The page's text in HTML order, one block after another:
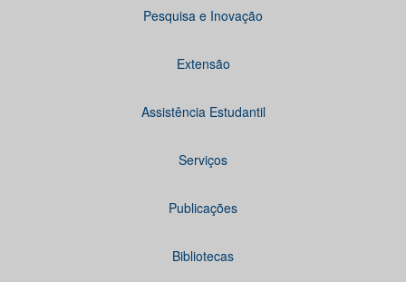
Pesquisa e Inovação
Extensão
Assistência Estudantil
Serviços
Publicações
Bibliotecas